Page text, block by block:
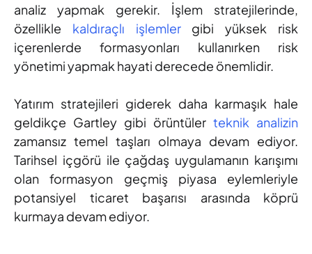
analiz yapmak gerekir. İşlem stratejilerinde,
özellikle kaldıraçlı işlemlergibi yüksek risk
içerenlerde formasyonları kullanırken risk
yönetimi yapmak hayati derecede önemlidir.
Yatırım stratejileri giderek daha karmaşık hale
geldikçe Gartley gibi örüntüler teknik analizin
zamansız temel taşları olmaya devam ediyor.
Tarihsel içgörü ile çağdaş uygulamanın karışımı
olan formasyon geçmiş piyasa eylemleriyle
potansiyel ticaret başarısı arasında köprü
kurmaya devam ediyor.